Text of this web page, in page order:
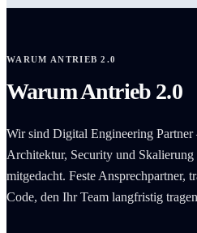
WARUM ANTRIEB 2.0
Warum Antrieb 2.0
Wir sind Digital Engineering Partner
Architektur, Security und
mitgedacht. Feste Ansprechpartner,
Code, den Ihr Team langfristig